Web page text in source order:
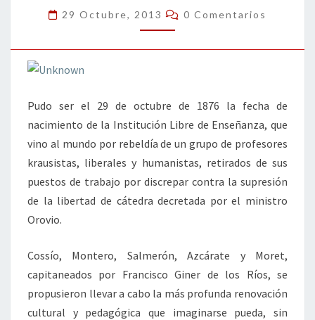
ENSEÑANZA
29 Octubre, 2013 Comentarios
0 Comentarios
Pudo ser el 29 de octubre de 1876 la fecha de
nacimiento de la Institución Libre de Enseñanza, que
vino al mundo por rebeldía de un grupo de profesores
krausistas, liberales y humanistas, retirados de sus
puestos de trabajo por discrepar contra la supresión
de la libertad de cátedra decretada por el ministro
Orovio.
Cossío, Montero, Salmerón, Azcárate y Moret,
capitaneados por Francisco Giner de los Ríos, se
propusieron llevar a cabo la más profunda renovación
cultural y pedagógica que imaginarse pueda, sin